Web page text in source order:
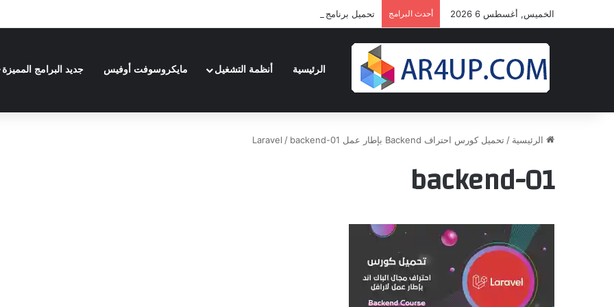
الخميس, أغسطس 6 2026 أحدث البرامج تحميل برنامج أدوبى بريمير برو 2024 | Adobe Premiere Pro 2024
الرئيسية أنظمة التشغيل مايكروسوفت أوفيس جديد البرامج المميزة
الرئيسية / تحميل كورس احتراف Backend بإطار عمل Laravel / backend-01
backend-01